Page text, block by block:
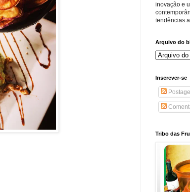
inovação e
tendências
Arquivo do
Inscrever-se
Tribo das